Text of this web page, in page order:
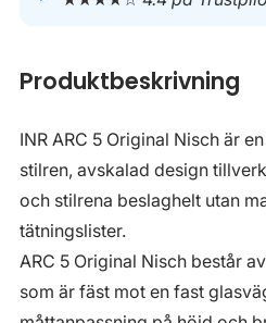
Produktbeskrivning
INR ARC 5 Original Nisch är
stilren, avskalad design
och stilrena beslaghelt utan
tätningslister.
ARC 5 Original Nisch består
som är fäst mot en fast